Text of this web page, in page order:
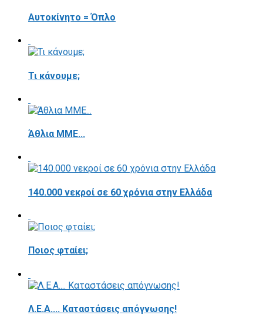
Αυτοκίνητο = Όπλο
Τι κάνουμε;
Άθλια ΜΜΕ...
140.000 νεκροί σε 60 χρόνια στην Ελλάδα
Ποιος φταίει;
Λ.Ε.Α.... Καταστάσεις απόγνωσης!